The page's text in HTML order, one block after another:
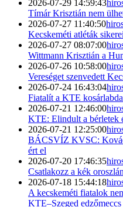
2026-07-29 14:59:43
Tímár Krisztián nem
2026-07-27 11:40:50
Kecskeméti atléták
2026-07-27 08:07:00
Wittmann Krisztián a
2026-07-26 10:58:00
Vereséget szenvedett
2026-07-24 16:43:04
Fiatalít a KTE kosárlabda
2026-07-21 12:46:00
KTE: Elindult a bérletek
2026-07-21 12:25:00
BÁCSVÍZ KVSC:
ért el
2026-07-20 17:46:35
Csatlakozz a kék
2026-07-18 15:44:18
A kecskeméti fiatalok
KTE–Szeged edzőmeccs